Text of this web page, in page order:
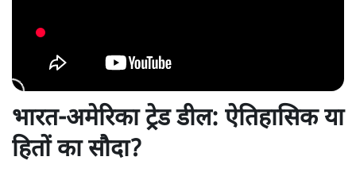
भारत-अमेरिका ट्रेड डील: ऐतिहासिक या
हितों का सौदा?